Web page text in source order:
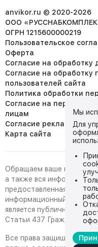
anvikor.ru © 2020-2026
ООО
ОГРН 1215600000219
Пользовательское
Оферта
Согласие на обработку
Согласие на обработку
пользователей сайта
Политика обработки
Согласие на передачу
лицам
Согласие реклама
Карта сайта
Обращаем ваше внимание
а также вся информация
предоставленная на нём,
информационный
является публичной
Статьи 437
Все права защищены,
Мы
Для